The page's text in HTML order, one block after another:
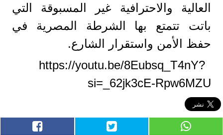
العالية والاحترافية غير المسبوقة التي
باتت تتمتع بها الشرطة المصرية في
حفظ الأمن واستقرار الشارع.
https://youtu.be/8Eubsq_T4nY?
si=_62jk3cE-Rpw6MZU